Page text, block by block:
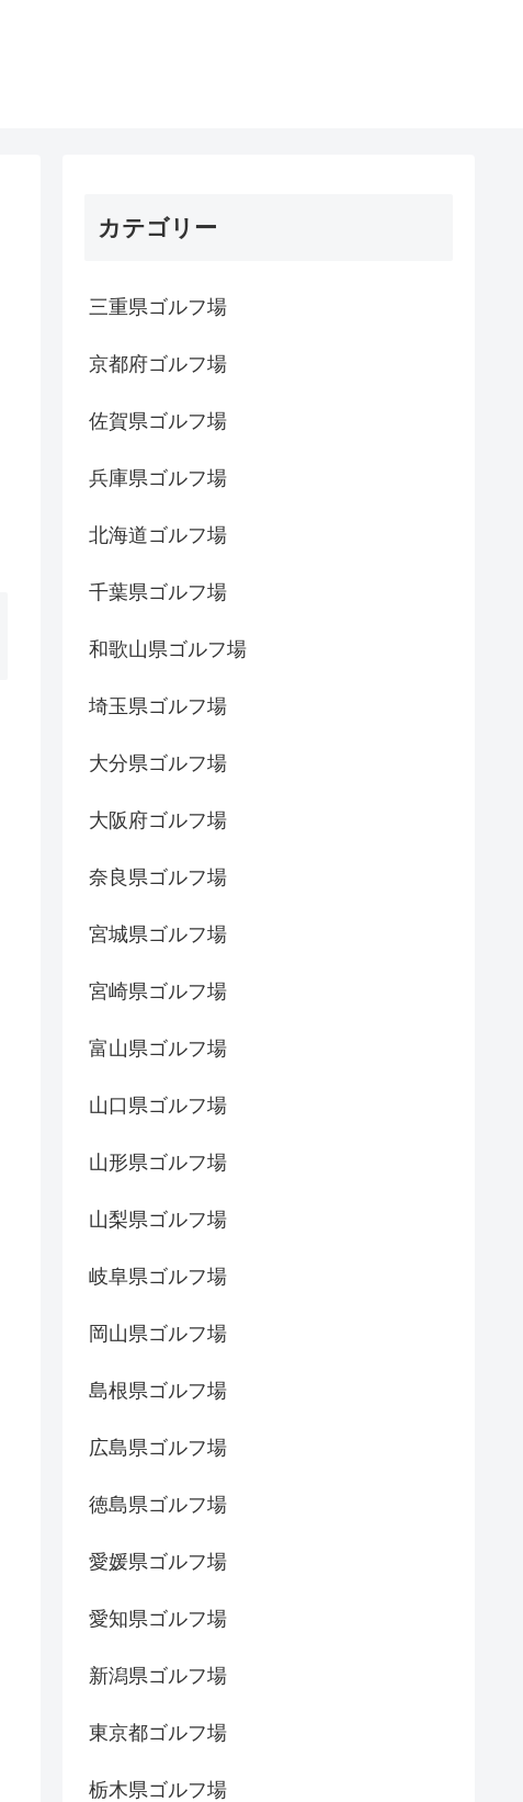
カテゴリー
三重県ゴルフ場
京都府ゴルフ場
佐賀県ゴルフ場
兵庫県ゴルフ場
北海道ゴルフ場
千葉県ゴルフ場
和歌山県ゴルフ場
埼玉県ゴルフ場
大分県ゴルフ場
大阪府ゴルフ場
奈良県ゴルフ場
宮城県ゴルフ場
宮崎県ゴルフ場
富山県ゴルフ場
山口県ゴルフ場
山形県ゴルフ場
山梨県ゴルフ場
岐阜県ゴルフ場
岡山県ゴルフ場
島根県ゴルフ場
広島県ゴルフ場
徳島県ゴルフ場
愛媛県ゴルフ場
愛知県ゴルフ場
新潟県ゴルフ場
東京都ゴルフ場
栃木県ゴルフ場